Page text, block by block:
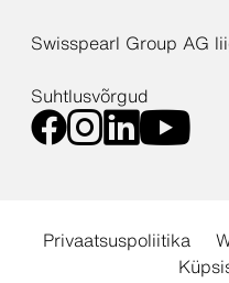
Swisspearl Group AG
Suhtlusvõrgud
Privaatsuspoliitika